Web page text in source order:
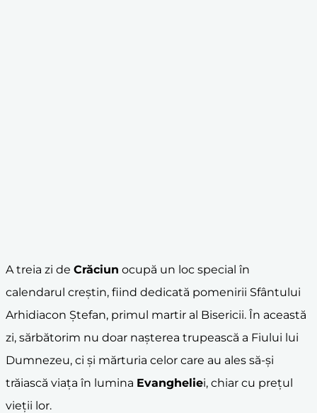
A treia zi de Crăciun ocupă un loc special în
calendarul creștin, fiind dedicată pomenirii Sfântului
Arhidiacon Ștefan, primul martir al Bisericii. În această
zi, sărbătorim nu doar nașterea trupească a Fiului lui
Dumnezeu, ci și mărturia celor care au ales să-și
trăiască viața în lumina Evangheliei, chiar cu prețul
vieții lor.